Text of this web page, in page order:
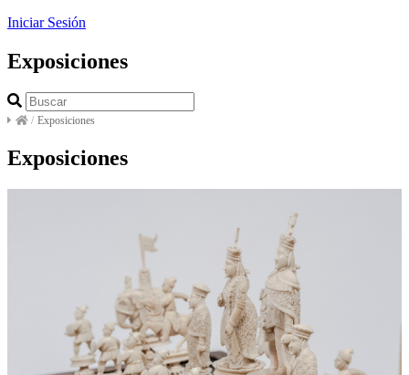
Iniciar Sesión
Exposiciones
/ Exposiciones
Exposiciones